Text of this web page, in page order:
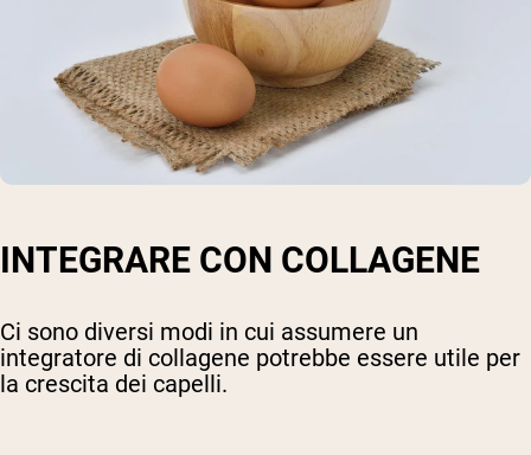
INTEGRARE CON COLLAGENE
Ci sono diversi modi in cui assumere un
integratore di collagene potrebbe essere utile per
la crescita dei capelli.